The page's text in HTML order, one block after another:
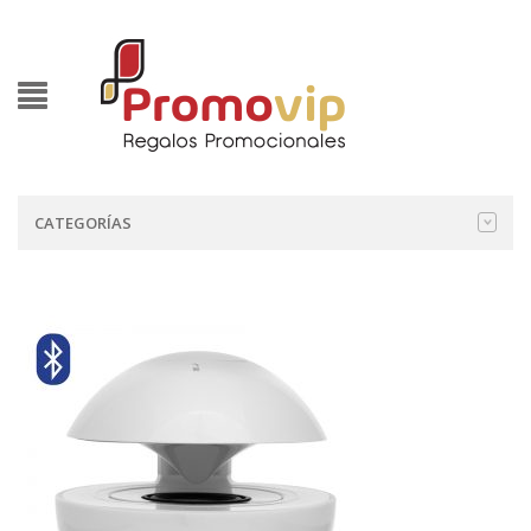
CATEGORÍAS